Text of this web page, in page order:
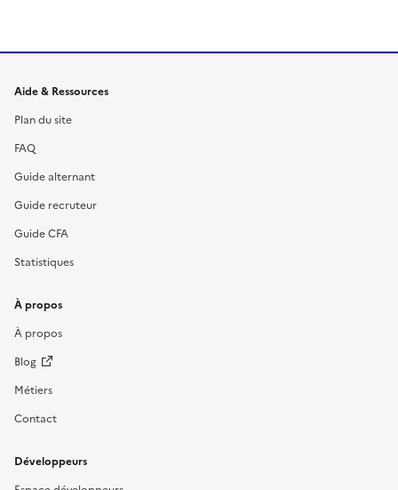
Informations et liens du site
Aide & Ressources
Plan du site
FAQ
Guide alternant
Guide recruteur
Guide CFA
Statistiques
À propos
À propos
Blog
Métiers
Contact
Développeurs